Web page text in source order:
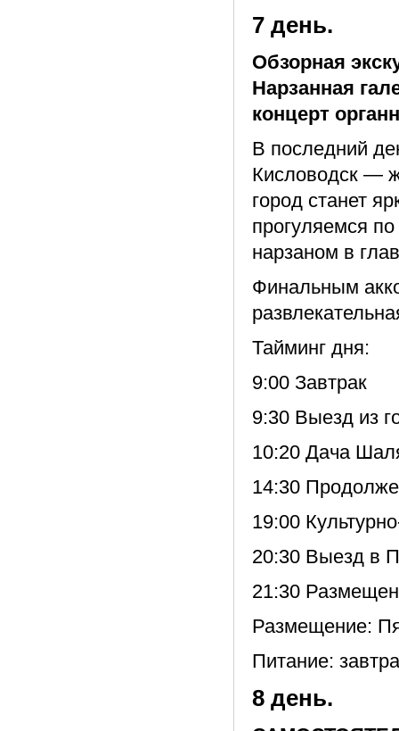
7 день.
Обзорная
Нарзанная
концерт
В последний
Кисловодск —
город станет
прогуляемся
нарзаном в
Финальным
Тайминг дня:
9:00 Завтрак
9:30 Выезд из
10:20 Дача
14:30
19:00
20:30 Выезд в
21:30
Размещение:
Питание:
8 день.